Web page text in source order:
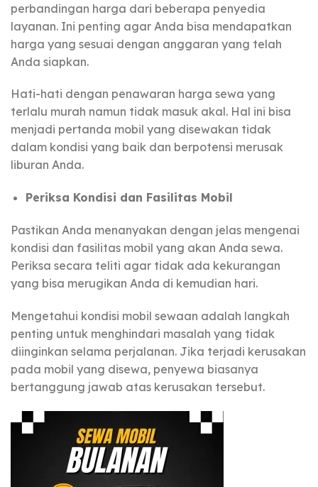
perbandingan harga dari beberapa penyedia
layanan. Ini penting agar Anda bisa mendapatkan
harga yang sesuai dengan anggaran yang telah
Anda siapkan.
Hati-hati dengan penawaran harga sewa yang
terlalu murah namun tidak masuk akal. Hal ini bisa
menjadi pertanda mobil yang disewakan tidak
dalam kondisi yang baik dan berpotensi merusak
liburan Anda.
Periksa Kondisi dan Fasilitas Mobil
Pastikan Anda menanyakan dengan jelas mengenai
kondisi dan fasilitas mobil yang akan Anda sewa.
Periksa secara teliti agar tidak ada kekurangan
yang bisa merugikan Anda di kemudian hari.
Mengetahui kondisi mobil sewaan adalah langkah
penting untuk menghindari masalah yang tidak
diinginkan selama perjalanan. Jika terjadi kerusakan
pada mobil yang disewa, penyewa biasanya
bertanggung jawab atas kerusakan tersebut.